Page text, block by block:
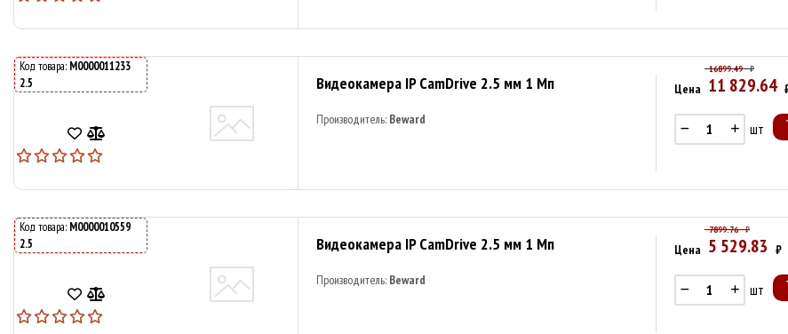
Код товара: M0000011233
2.5
Видеокамера IP CamDrive 2.5 мм 1 Мп
Производитель: Beward
16899.49 ₽
Цена 11 829.64
шт
Код товара: M0000010559
2.5
Видеокамера IP CamDrive 2.5 мм 1 Мп
Производитель: Beward
7899.76 ₽
Цена 5 529.83 ₽
шт